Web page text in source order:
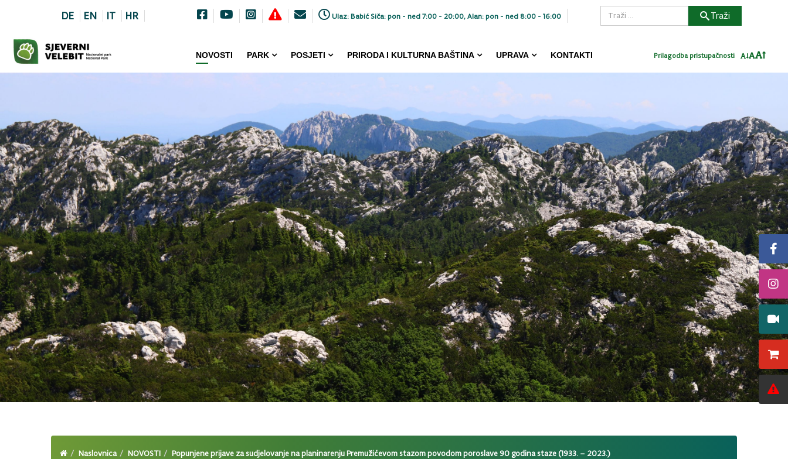
DE EN IT HR Ulaz: Babić Siča: pon - ned 7:00 - 20:00, Alan: pon - ned 8:00 - 16:00 Traži
NOVOSTI PARK POSJETI PRIRODA I KULTURNA BAŠTINA UPRAVA KONTAKTI Prilagodba pristupačnosti
Naslovnica NOVOSTI Popunjene prijave za sudjelovanje na planinarenju Premužićevom stazom povodom poroslave 90 godina staze (1933. – 2023.)